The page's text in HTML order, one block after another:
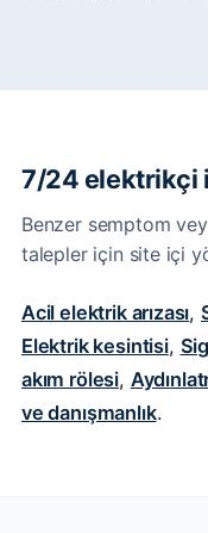
7/24 elektrikçi
Benzer semptom
talepler için site içi
Acil elektrik arızası,
Elektrik kesintisi,
akım rölesi,
ve danışmanlık.